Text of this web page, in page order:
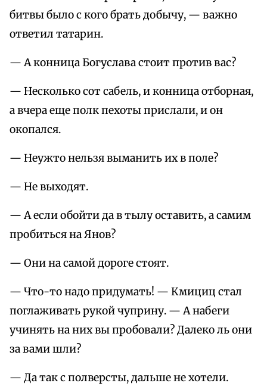
битвы было с кого брать добычу, — важно
ответил татарин.
— А конница Богуслава стоит против вас?
— Несколько сот сабель, и конница отборная,
а вчера еще полк пехоты прислали, и он
окопался.
— Неужто нельзя выманить их в поле?
— Не выходят.
— А если обойти да в тылу оставить, а самим
пробиться на Янов?
— Они на самой дороге стоят.
— Что-то надо придумать! — Кмициц стал
поглаживать рукой чуприну. — А набеги
учинять на них вы пробовали? Далеко ль они
за вами шли?
— Да так с полверсты, дальше не хотели.